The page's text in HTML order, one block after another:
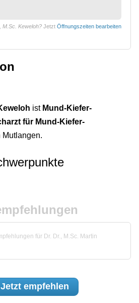
M.Sc. Keweloh? Jetzt Öffnungszeiten bearbeiten
ist Mund-Kiefer-
für Mund-Kiefer-
Mutlangen.
für Dr. Dr., M.Sc. Martin
Jetzt empfehlen